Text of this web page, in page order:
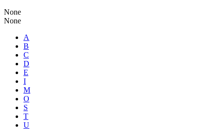
None
None
A
B
C
D
E
I
M
O
S
T
U